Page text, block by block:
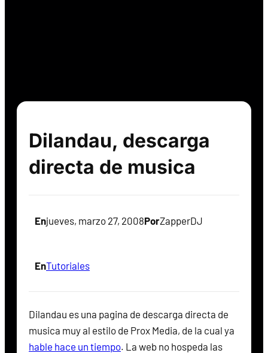
Dilandau, descarga
directa de musica
Enjueves, marzo 27, 2008PorZapperDJ
EnTutoriales
Dilandau es una pagina de descarga directa de
musica muy al estilo de Prox Media, de la cual ya
hable hace un tiempo. La web no hospeda las